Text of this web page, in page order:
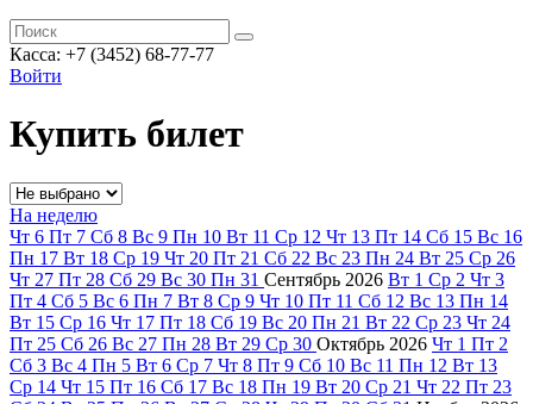
Касса: +7 (3452) 68-77-77
Войти
Купить билет
На неделю
Чт 6 Пт 7 Сб 8 Вс 9 Пн 10 Вт 11 Ср 12 Чт 13 Пт 14 Сб 15 Вс 16
Пн 17 Вт 18 Ср 19 Чт 20 Пт 21 Сб 22 Вс 23 Пн 24 Вт 25 Ср 26
Чт 27 Пт 28 Сб 29 Вс 30 Пн 31 Сентябрь 2026 Вт 1 Ср 2 Чт 3
Пт 4 Сб 5 Вс 6 Пн 7 Вт 8 Ср 9 Чт 10 Пт 11 Сб 12 Вс 13 Пн 14
Вт 15 Ср 16 Чт 17 Пт 18 Сб 19 Вс 20 Пн 21 Вт 22 Ср 23 Чт 24
Пт 25 Сб 26 Вс 27 Пн 28 Вт 29 Ср 30 Октябрь 2026 Чт 1 Пт 2
Сб 3 Вс 4 Пн 5 Вт 6 Ср 7 Чт 8 Пт 9 Сб 10 Вс 11 Пн 12 Вт 13
Ср 14 Чт 15 Пт 16 Сб 17 Вс 18 Пн 19 Вт 20 Ср 21 Чт 22 Пт 23